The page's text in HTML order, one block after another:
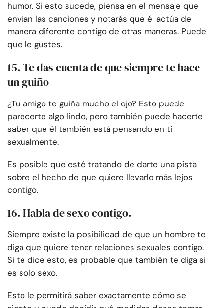
humor. Si esto sucede, piensa en el mensaje que
envían las canciones y notarás que él actúa de
manera diferente contigo de otras maneras. Puede
que le gustes.
15. Te das cuenta de que siempre te hace
un guiño
¿Tu amigo te guiña mucho el ojo? Esto puede
parecerte algo lindo, pero también puede hacerte
saber que él también está pensando en ti
sexualmente.
Es posible que esté tratando de darte una pista
sobre el hecho de que quiere llevarlo más lejos
contigo.
16. Habla de sexo contigo.
Siempre existe la posibilidad de que un hombre te
diga que quiere tener relaciones sexuales contigo.
Si te dice esto, es probable que también te diga si
es solo sexo.
Esto le permitirá saber exactamente cómo se